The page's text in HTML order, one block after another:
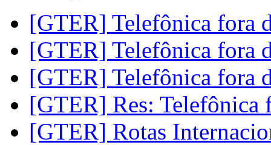
[GTER] Telefônica fora
[GTER] Telefônica fora
[GTER] Telefônica fora
[GTER] Res: Telefônica
[GTER] Rotas